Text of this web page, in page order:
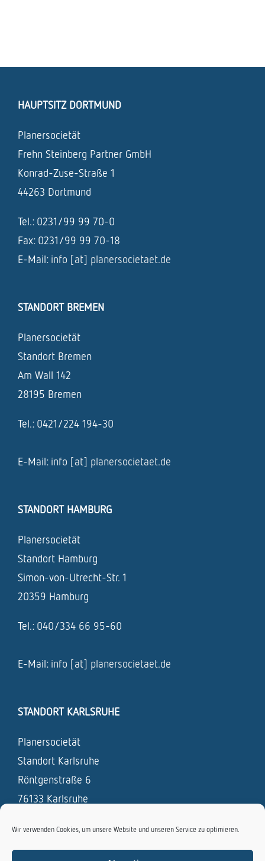
Wir verwenden Cookies, um unsere Website und unseren Service zu optimieren.
HAUPTSITZ DORTMUND
Planersocietät
Frehn Steinberg Partner GmbH
Konrad-Zuse-Straße 1
44263 Dortmund
Tel.: 0231/99 99 70-0
Fax: 0231/99 99 70-18
E-Mail: info [at] planersocietaet.de
STANDORT BREMEN
Planersocietät
Standort Bremen
Am Wall 142
28195 Bremen
Tel.: 0421/224 194-30
E-Mail: info [at] planersocietaet.de
STANDORT HAMBURG
Planersocietät
Standort Hamburg
Simon-von-Utrecht-Str. 1
20359 Hamburg
Tel.: 040/334 66 95-60
E-Mail: info [at] planersocietaet.de
STANDORT KARLSRUHE
Planersocietät
Standort Karlsruhe
Röntgenstraße 6
76133 Karlsruhe
Tel.: 0721 / 831 693 – 0
Fax: 0721 / 831 693 – 19